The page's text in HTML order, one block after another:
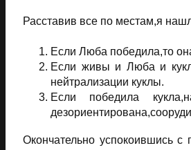
Расставив все по местам,я
Если Люба победила,то
Если живы и Люба и
нейтрализации куклы.
Если победила
Окончательно успокоившись